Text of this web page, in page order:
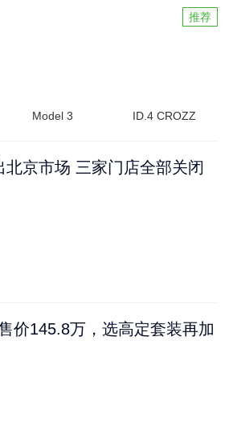
推荐
Model 3 ID.4 CROZZ
北京市场 三家门店全部关闭
价145.8万，选高定套装再加